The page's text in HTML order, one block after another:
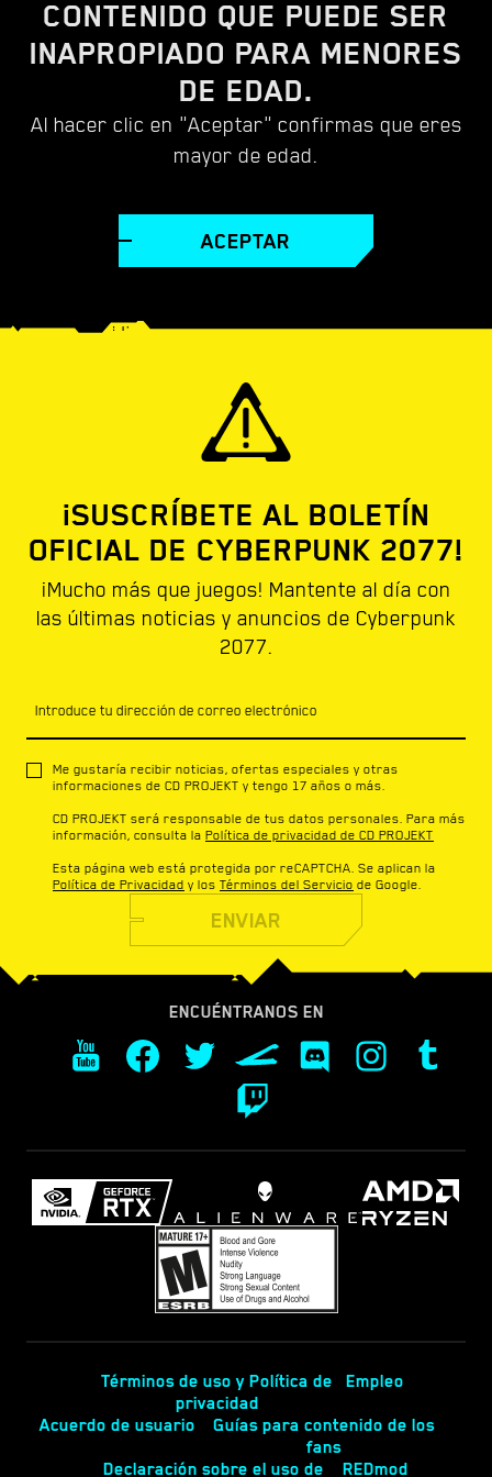
CONTENIDO MULTIMEDIA
CONTENIDO QUE PUEDE SER
INAPROPIADO PARA MENORES
DE EDAD.
Al hacer clic en "Aceptar" confirmas que eres
mayor de edad.
ACEPTAR
CYBERPUNK 2077
FONDOS DE PANTALLA
¡SUSCRÍBETE AL BOLETÍN
OFICIAL DE CYBERPUNK 2077!
¡Mucho más que juegos! Mantente al día con
las últimas noticias y anuncios de Cyberpunk
2077.
Introduce tu dirección de correo electrónico
Me gustaría recibir noticias, ofertas especiales y otras
informaciones de CD PROJEKT y tengo 17 años o más.
CD PROJEKT será responsable de tus datos personales. Para más
información, consulta la Política de privacidad de CD PROJEKT
Esta página web está protegida por reCAPTCHA. Se aplican la
Política de Privacidad y los Términos del Servicio de Google.
ENVIAR
ENCUÉNTRANOS EN
Términos de uso y Política de
privacidad
Empleo
Acuerdo de usuario
Guías para contenido de los
fans
Declaración sobre el uso de
REDmod